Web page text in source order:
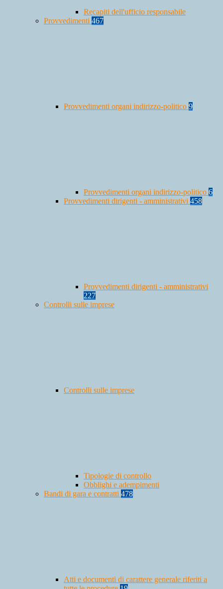
Recapiti dell'ufficio responsabile
Provvedimenti 467
Provvedimenti organi indirizzo-politico 9
Provvedimenti organi indirizzo-politico 6
Provvedimenti dirigenti - amministrativi 458
Provvedimenti dirigenti - amministrativi
227
Controlli sulle imprese
Controlli sulle imprese
Tipologie di controllo
Obblighi e adempimenti
Bandi di gara e contratti 478
Atti e documenti di carattere generale riferiti a